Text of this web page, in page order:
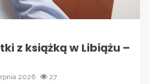
z książką w Libiążu –
2026 27